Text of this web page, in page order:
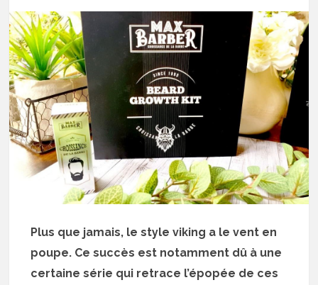
Plus que jamais, le style viking a le vent en
poupe. Ce succès est notamment dû à une
certaine série qui retrace l’épopée de ces